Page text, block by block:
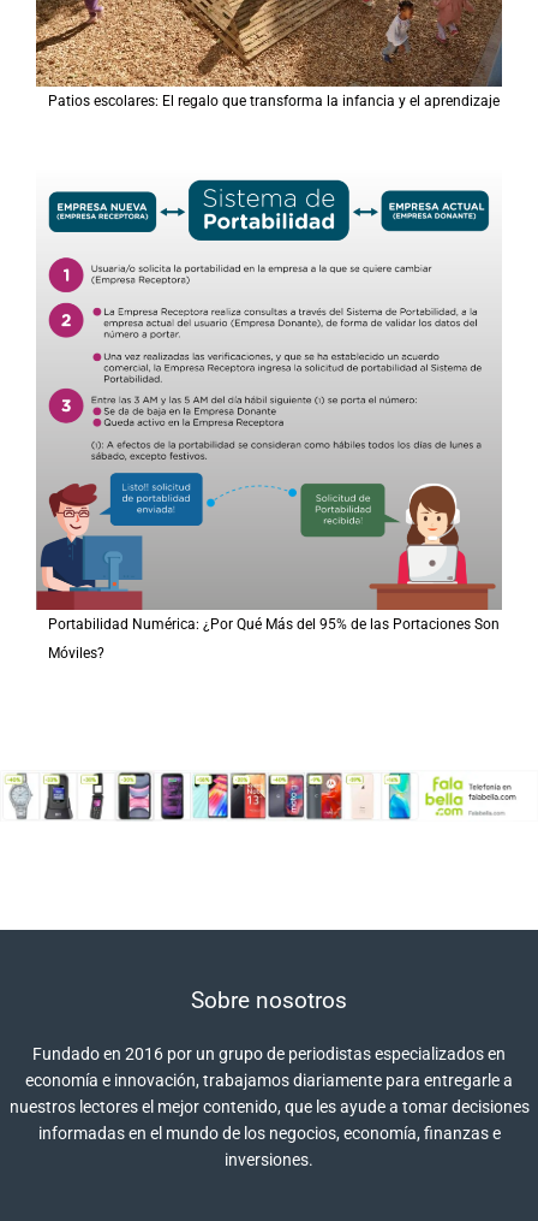
Patios escolares: El regalo que transforma la infancia y el aprendizaje
Portabilidad Numérica: ¿Por Qué Más del 95% de las Portaciones Son
Móviles?
Sobre nosotros
Fundado en 2016 por un grupo de periodistas especializados en
economía e innovación, trabajamos diariamente para entregarle a
nuestros lectores el mejor contenido, que les ayude a tomar decisiones
informadas en el mundo de los negocios, economía, finanzas e
inversiones.